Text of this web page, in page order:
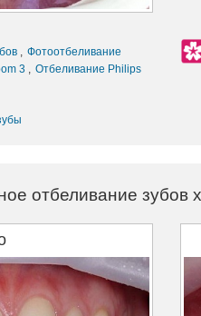
, Фотоотбеливание
3 , Отбеливание Philips
отбеливание зубов